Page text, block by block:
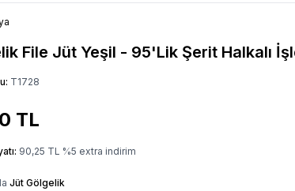
File Jüt Yeşil - 95'Lik Şerit Halkalı
T1728
TL
90,25 TL %5 extra indirim
Jüt Gölgelik